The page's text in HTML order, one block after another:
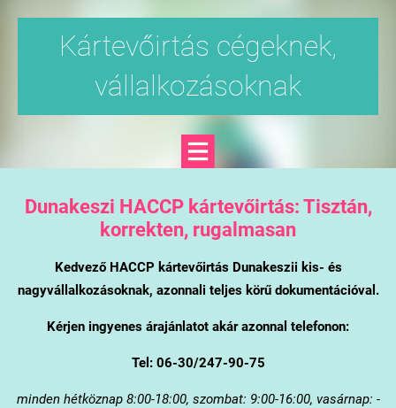
Kártevőirtás cégeknek,
vállalkozásoknak
Dunakeszi HACCP kártevőirtás: Tisztán,
korrekten, rugalmasan
Kedvező HACCP kártevőirtás Dunakeszii kis- és
nagyvállalkozásoknak, azonnali teljes körű dokumentációval.
Kérjen ingyenes árajánlatot akár azonnal telefonon:
Tel: 06-30/247-90-75
minden hétköznap 8:00-18:00, szombat: 9:00-16:00, vasárnap: -